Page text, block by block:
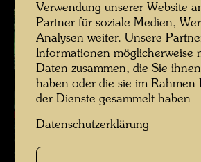
Verwendung unserer Website
Partner für soziale Medien,
Analysen weiter. Unsere
Informationen möglicherweise
Daten zusammen, die Sie
haben oder die sie im Rahmen
der Dienste gesammelt haben
Datenschutzerklärung